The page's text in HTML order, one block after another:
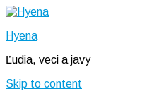
Hyena
Ľudia, veci a javy
Skip to content